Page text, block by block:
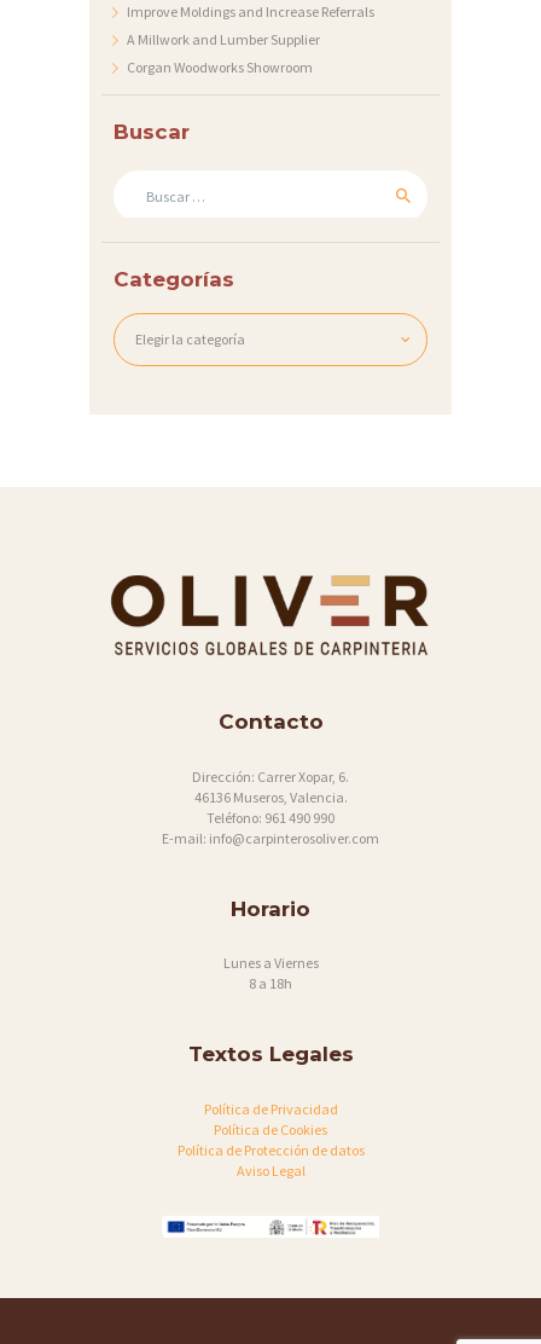
Improve Moldings and Increase Referrals
A Millwork and Lumber Supplier
Corgan Woodworks Showroom
Buscar
Categorías
Categorías
Contacto
Dirección: Carrer Xopar, 6.
46136 Museros, Valencia.
Teléfono: 961 490 990
E-mail: info@carpinterosoliver.com
Horario
Lunes a Viernes
8 a 18h
Textos Legales
Política de Privacidad
Política de Cookies
Política de Protección de datos
Aviso Legal